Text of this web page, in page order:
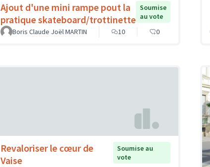
Ajout d'une mini rampe pout la
pratique skateboard/trottinette
Soumise
au vote
Boris Claude Joël MARTIN
10 0
Revaloriser le cœur de
Vaise
Soumise au
vote